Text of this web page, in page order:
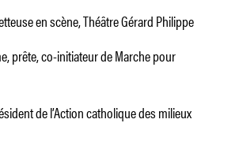
en scène, Théâtre Gérard Philippe
prête, co-initiateur de Marche pour
de l’Action catholique des milieux